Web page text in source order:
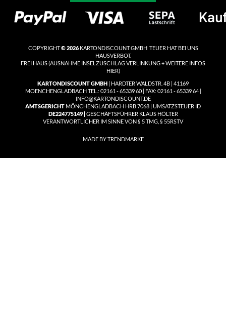
COPYRIGHT© 2026KARTONDISCOUNT GMBH TEUER HAT BEI UNS
HAUSVERBOT.
FREI HAUS(AUSNAHME INSELZUSCHLAG VERLINKUNG + WEITERE INFOS
HIER)
KARTONDISCOUNT GMBH | HARDTER WALDSTR. 4B | 41169
MOENCHENGLADBACH TEL.: 02161 - 65339 60 | FAX: 02161 - 65339 64 |
INFO@KARTONDISCOUNT.DE
AMTSGERICHT MÖNCHENGLADBACH HRB 7068 | UMSATZSTEUER ID
DE224775149 | GESCHÄFTSFÜHRER KLAUS HÖLTER
VERANTWORTLICHER IM SINNE VON § 5 TMG, § 55RSTV
MADE BY TRENDMARKE